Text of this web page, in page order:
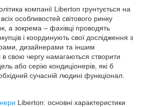
компанії Liberton грунтується на
особливостей світового ринку
а зокрема – фахівці проводять
і координують свої дослідження з
дизайнерами та іншим
свою чергу намагаються створити
або серію кондиціонерів, які б
сучасній людині функціонал.
Liberton: основні характеристики